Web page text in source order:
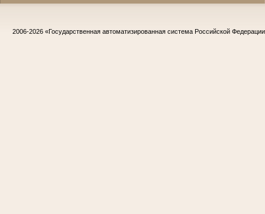
2006-2026 «Государственная автоматизированная система Российской